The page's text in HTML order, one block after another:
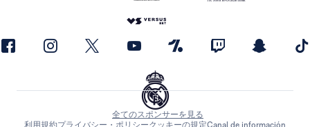
全てのスポンサーを見る
利用規約プライバシー・ポリシークッキーの規定Canal de información